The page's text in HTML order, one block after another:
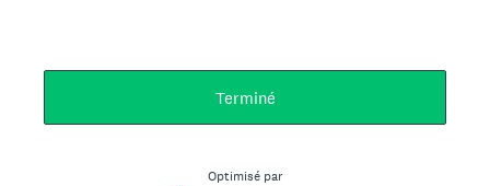
Terminé
Optimisé par